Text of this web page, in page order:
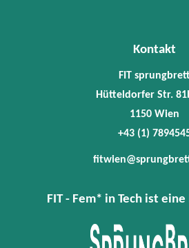
Kontakt
FIT sprungbrett
Hütteldorfer Str.
1150 Wien
+43 (1)
FIT - Fem* in Tech ist